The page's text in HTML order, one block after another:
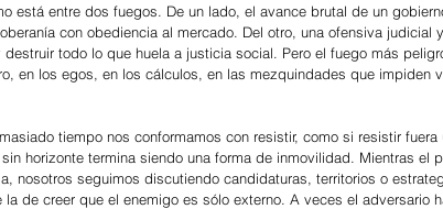
está entre dos fuegos. De un lado, el avance brutal de un
con obediencia al mercado. Del otro, una ofensiva judicial
destruir todo lo que huela a justicia social. Pero el fuego más
en los egos, en los cálculos, en las mezquindades que impiden
tiempo nos conformamos con resistir, como si resistir
horizonte termina siendo una forma de inmovilidad. Mientras el
nosotros seguimos discutiendo candidaturas, territorios o
la de creer que el enemigo es sólo externo. A veces el adversario